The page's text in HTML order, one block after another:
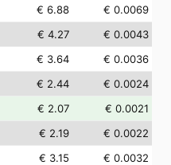
€ 6.88
€ 0.0069
€ 4.27
€ 0.0043
€ 3.64
€ 0.0036
€ 2.44
€ 0.0024
€ 2.07
€ 0.0021
€ 2.19
€ 0.0022
€ 3.15
€ 0.0032